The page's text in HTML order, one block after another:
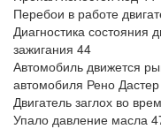
Перебои в работе
Диагностика состояния
зажигания 44
Автомобиль движется
автомобиля Рено
Двигатель заглох во
Упало давление масла